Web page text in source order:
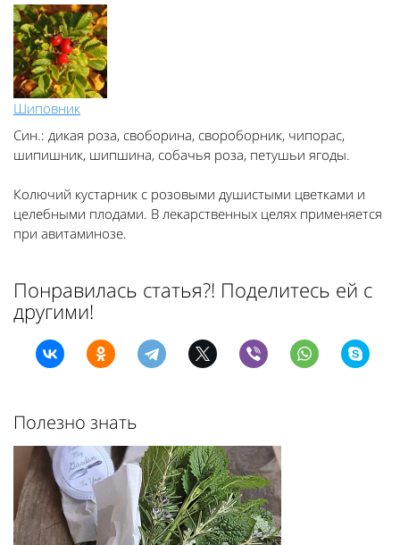
Шиповник
Син.: дикая роза, своборина, свороборник, чипорас,
шипишник, шипшина, собачья роза, петушьи ягоды.
Колючий кустарник с розовыми душистыми цветками и
целебными плодами. В лекарственных целях применяется
при авитаминозе.
Понравилась статья?! Поделитесь ей с
другими!
Полезно знать